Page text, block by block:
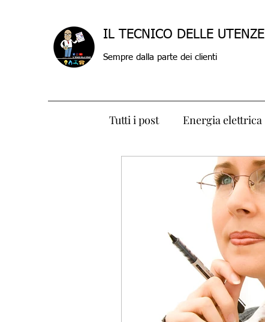
IL TECNICO DELLE UTENZE
Sempre dalla parte dei clienti
Tutti i post Energia elettrica
Bonus